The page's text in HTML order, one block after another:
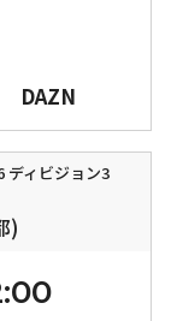
DAZN
ディビジョン3
)